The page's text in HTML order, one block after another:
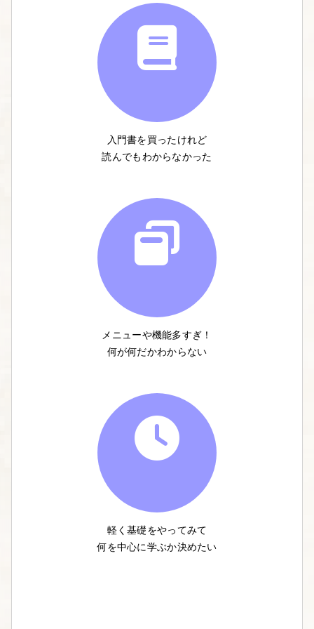
入門書を買ったけれど
読んでもわからなかった
メニューや機能多すぎ！
何が何だかわからない
軽く基礎をやってみて
何を中心に学ぶか決めたい